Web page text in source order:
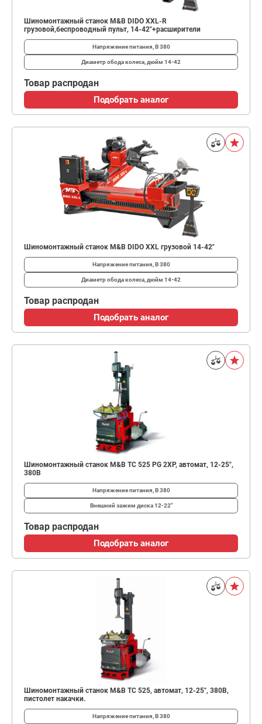
Шиномонтажный станок M&B DIDO XXL-R
грузовой,беспроводный пульт, 14-42"+расширители
Напряжение питания, В380
Диаметр обода колеса, дюйм 14-42
Товар распродан
Подобрать аналог
Шиномонтажный станок M&B DIDO XXL грузовой 14-42"
Напряжение питания, В380
Диаметр обода колеса, дюйм 14-42
Товар распродан
Подобрать аналог
Шиномонтажный станок M&B TC 525 PG 2XP, автомат, 12-25",
380В
Напряжение питания, В380
Внешний зажим диска12-22"
Товар распродан
Подобрать аналог
Шиномонтажный станок M&B TC 525, автомат, 12-25", 380В,
пистолет накачки.
Напряжение питания, В380